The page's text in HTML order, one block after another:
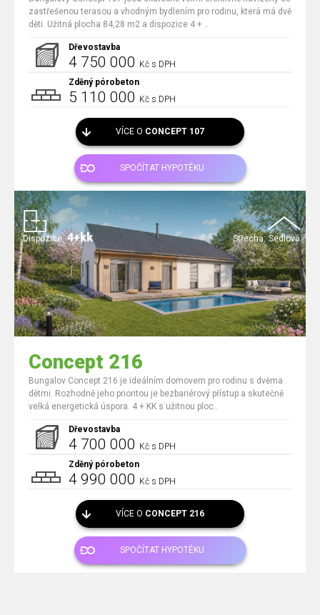
zastřešenou terasou a vhodným bydlením pro rodinu, která má dvě
děti. Užitná plocha 84,28 m2 a dispozice 4 + ..
Dřevostavba
4 750 000 Kč s DPH
Zděný pórobeton
5 110 000 Kč s DPH
VÍCE O CONCEPT 107
SPOČÍTAT HYPOTÉKU
Střecha: Sedlová
Dispozice: 4+kk
Concept 216
Bungalov Concept 216 je ideálním domovem pro rodinu s dvěma
dětmi. Rozhodně jeho prioritou je bezbariérový přístup a skutečně
velká energetická úspora. 4 + KK s užitnou ploc..
Dřevostavba
4 700 000 Kč s DPH
Zděný pórobeton
4 990 000 Kč s DPH
VÍCE O CONCEPT 216
SPOČÍTAT HYPOTÉKU